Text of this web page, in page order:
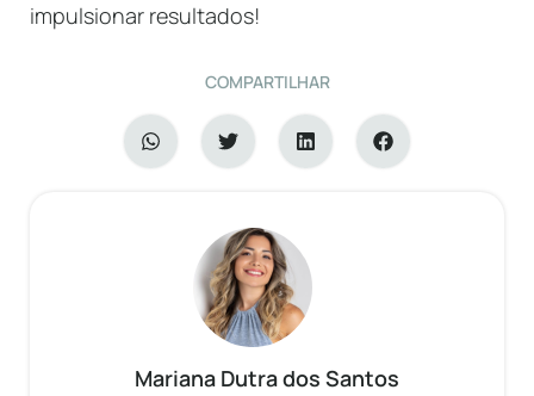
impulsionar resultados!
COMPARTILHAR
Mariana Dutra dos Santos